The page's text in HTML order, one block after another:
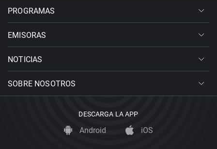
PROGRAMAS
EMISORAS
NOTICIAS
SOBRE NOSOTROS
DESCARGA LA APP
Android iOS